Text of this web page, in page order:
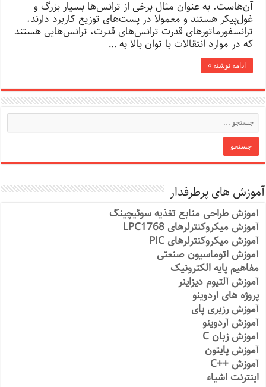
آن‌هاست. به عنوان مثال برخی از ترانس‌ها بسیار بزرگ و
غول‌پیکر هستند و معمولا در پست‌های توزیع کاربرد دارند.
ترانسفورماتورهای قدرت ترانس‌های قدرت، ترانس‌هایی هستند
که در موارد انتقالات با توان بالا به …
ادامه نوشته »
آموزش های پرطرفدار
آموزش طراحی منابع تغذیه سوئیچینگ
آموزش میکروکنترلرهای LPC1768
آموزش میکروکنترلرهای PIC
آموزش اتوماسیون صنعتی
مفاهیم پایه الکترونیک
آموزش آلتیوم دیزاینر
پروژه های آردوینو
آموزش رزبری پای
آموزش آردوینو
آموزش زبان C
آموزش پایتون
آموزش ++C
اینترنت اشیاء